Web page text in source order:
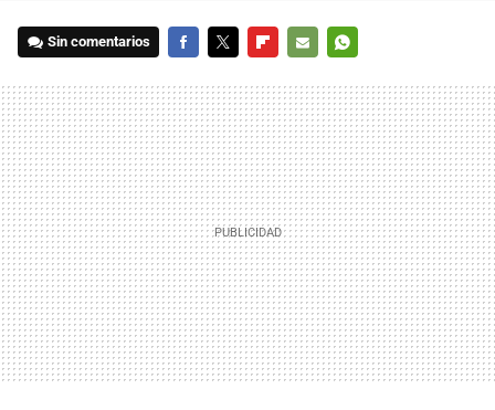
Sin comentarios
MAIL